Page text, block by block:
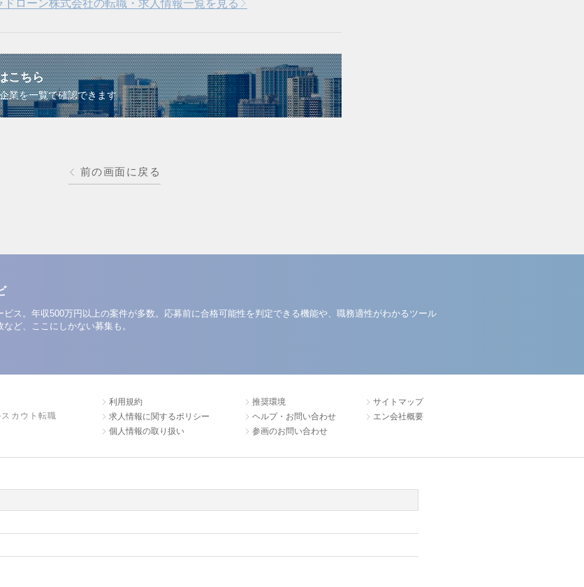
ドローン株式会社の転職・求人情報一覧を見る
こちら
業を一覧で確認できます
前の画面に戻る
ス。年収500万円以上の案件が多数。応募前に合格可能性を判定できる機能や、職務適性がわかるツール
ど、ここにしかない募集も。
カウト転職
利用規約
求人情報に関するポリシー
個人情報の取り扱い
推奨環境
ヘルプ・お問い合わせ
参画のお問い合わせ
サイトマップ
エン会社概要